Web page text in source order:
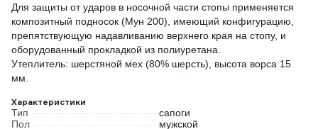
Для защиты от ударов в носочной части стопы применяется
композитный подносок (Мун 200), имеющий конфигурацию,
препятствующую надавливанию верхнего края на стопу, и
оборудованный прокладкой из полиуретана.
Утеплитель: шерстяной мех (80% шерсть), высота ворса 15
мм.
Характеристики
Тип
сапоги
Пол
мужской